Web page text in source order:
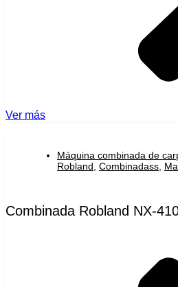
Ver más
Máquina combinada de
Robland Combinadass
Combinada Robland NX-